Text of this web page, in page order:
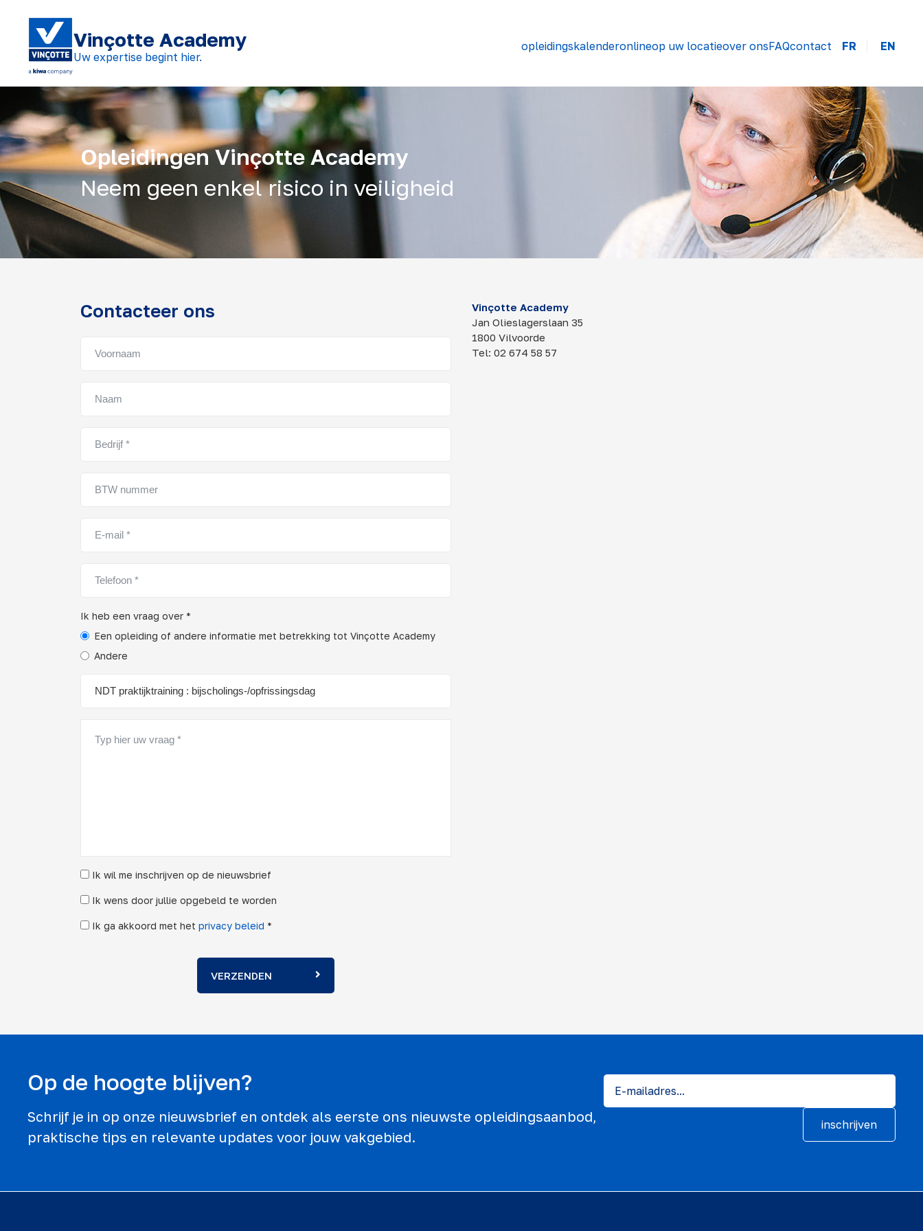
Vinçotte Academy
Uw expertise begint hier.
opleidingskalenderonlineop uw locatieover onsFAQcontact FR EN
Opleidingen Vinçotte Academy
Neem geen enkel risico in veiligheid
Contacteer ons
Ik heb een vraag over *
Een opleiding of andere informatie met betrekking tot Vinçotte Academy
Andere
Ik wil me inschrijven op de nieuwsbrief
Ik wens door jullie opgebeld te worden
Ik ga akkoord met het privacy beleid *
VERZENDEN
Vinçotte Academy
Jan Olieslagerslaan 35
1800 Vilvoorde
Tel: 02 674 58 57
Op de hoogte blijven?
Schrijf je in op onze nieuwsbrief en ontdek als eerste ons nieuwste opleidingsaanbod,
praktische tips en relevante updates voor jouw vakgebied.
inschrijven